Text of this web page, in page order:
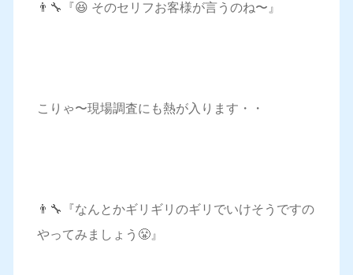
👨‍🔧『😆 そのセリフお客様が言うのね〜』
こりゃ〜現場調査にも熱が入ります・・
👨‍🔧『なんとかギリギリのギリでいけそうですの
やってみましょう😤』